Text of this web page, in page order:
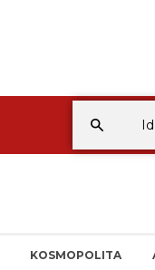
KOSMOPOLITA